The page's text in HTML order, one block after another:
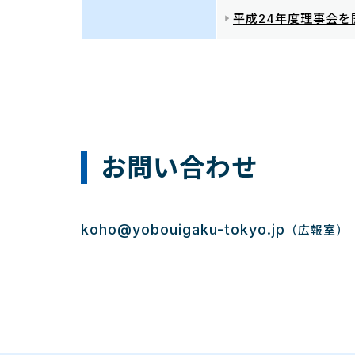
平成24年度理事会
お問い合わせ
koho@yobouigaku-tokyo.jp （広報室）